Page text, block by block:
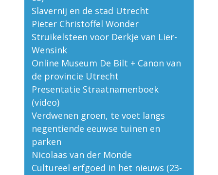
Slavernij en de stad Utrecht
Pieter Christoffel Wonder
Struikelsteen voor Derkje van Lier-
Wensink
Online Museum De Bilt + Canon van
de provincie Utrecht
Presentatie Straatnamenboek
(video)
Verdwenen groen, te voet langs
negentiende eeuwse tuinen en
parken
Nicolaas van der Monde
Cultureel erfgoed in het nieuws (23-